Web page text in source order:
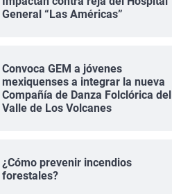
General “Las Américas”
Convoca GEM a jóvenes
mexiquenses a integrar la nueva
Compañía de Danza Folclórica del
Valle de Los Volcanes
¿Cómo prevenir incendios
forestales?